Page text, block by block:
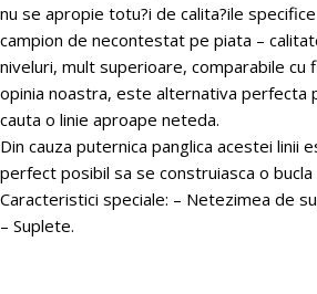
nu se apropie totu?i de calita?ile
campion de necontestat pe piata –
niveluri, mult superioare, comparabile cu
opinia noastra, este alternativa perfecta
cauta o linie aproape neteda.
Din cauza puternica panglica acestei linii
perfect posibil sa se construiasca o bucla
Caracteristici speciale: – Netezimea de
– Suplete.